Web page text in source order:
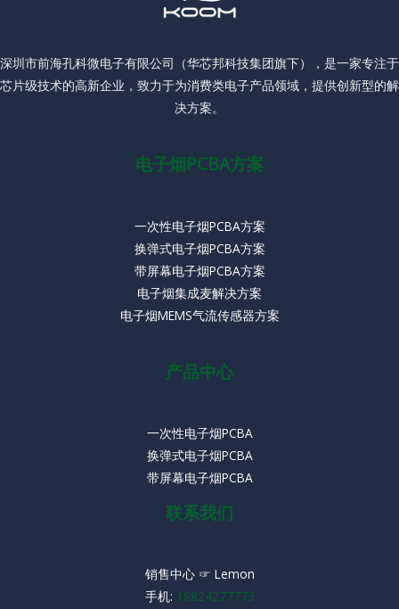
深圳市前海孔科微电子有限公司（华芯邦科技集团旗下），是一家专注于
芯片级技术的高新企业，致力于为消费类电子产品领域，提供创新型的解
决方案。
电子烟PCBA方案
一次性电子烟PCBA方案
换弹式电子烟PCBA方案
带屏幕电子烟PCBA方案
电子烟集成麦解决方案
电子烟MEMS气流传感器方案
产品中心
一次性电子烟PCBA
换弹式电子烟PCBA
带屏幕电子烟PCBA
联系我们
销售中心 ☞ Lemon
手机: 18824277773